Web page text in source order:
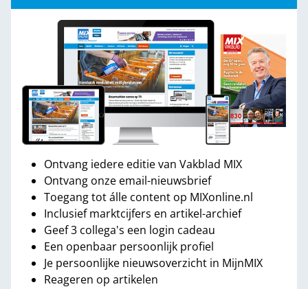
Ontvang iedere editie van Vakblad MIX
Ontvang onze email-nieuwsbrief
Toegang tot álle content op MIXonline.nl
Inclusief marktcijfers en artikel-archief
Geef 3 collega's een login cadeau
Een openbaar persoonlijk profiel
Je persoonlijke nieuwsoverzicht in MijnMIX
Reageren op artikelen